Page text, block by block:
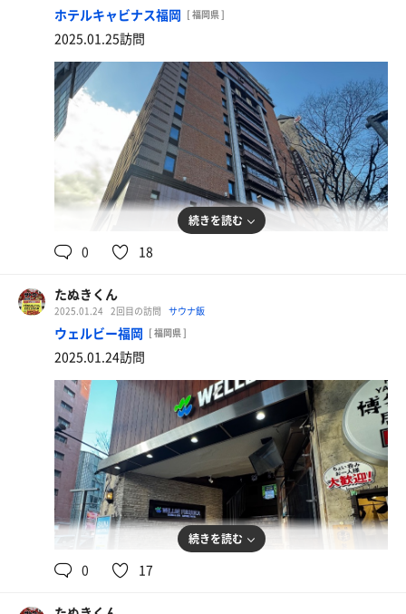
五目チャーハン
＋グラスビール
ホテルキャビナス福岡 [ 福岡県 ]
2025.01.25訪問
松浦産アジフライ
＋ごはん・サラダセット（糸島豚の特製豚汁変更）
続きを読む
0 18
たぬきくん
2025.01.24 2回目の訪問 サウナ飯
ウェルビー福岡 [ 福岡県 ]
2025.01.24訪問
続きを読む
0 17